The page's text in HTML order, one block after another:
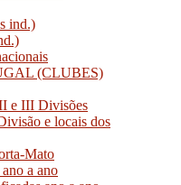
ind.)
(CLUBES)
e III Divisões
e locais dos
Mato
a ano